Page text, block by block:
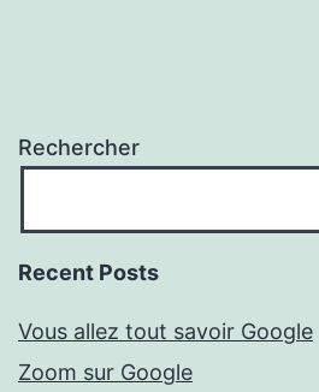
Rechercher
Recent Posts
Vous allez tout savoir Google
Zoom sur Google